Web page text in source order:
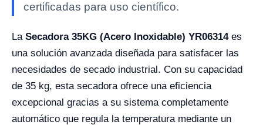
certificadas para uso científico.
La Secadora 35KG (Acero Inoxidable) YR06314es
una solución avanzada diseñada para satisfacer las
necesidades de secado industrial. Con su capacidad
de 35 kg, esta secadora ofrece una eficiencia
excepcional gracias a su sistema completamente
automático que regula la temperatura mediante un